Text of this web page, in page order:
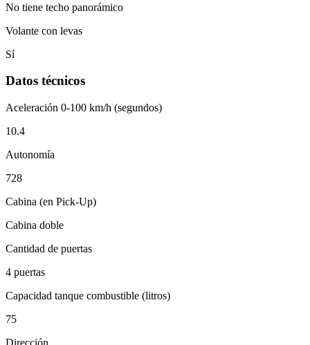
No tiene techo panorámico
Volante con levas
Sí
Datos técnicos
Aceleración 0-100 km/h (segundos)
10.4
Autonomía
728
Cabina (en Pick-Up)
Cabina doble
Cantidad de puertas
4 puertas
Capacidad tanque combustible (litros)
75